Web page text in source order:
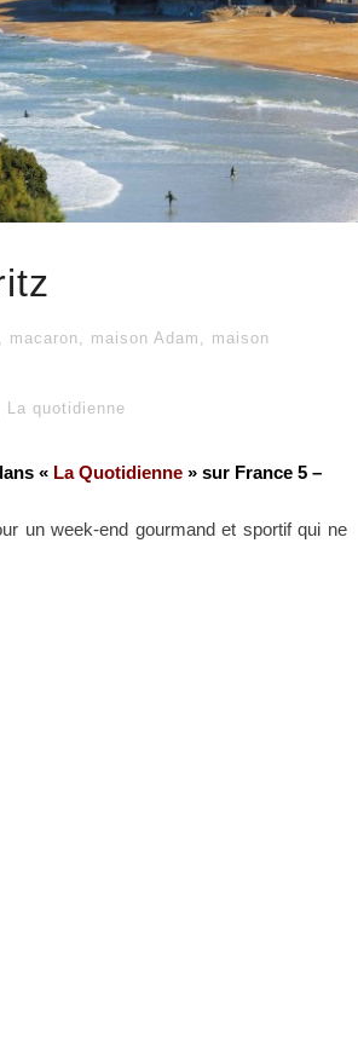
, macaron, maison Adam , maison
La quotidienne
« La Quotidienne » sur France 5 –
un week-end gourmand et sportif qui ne